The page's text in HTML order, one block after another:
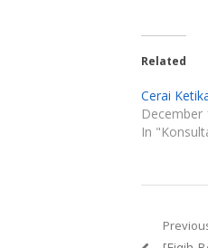
Related
Cerai
December
In
Post